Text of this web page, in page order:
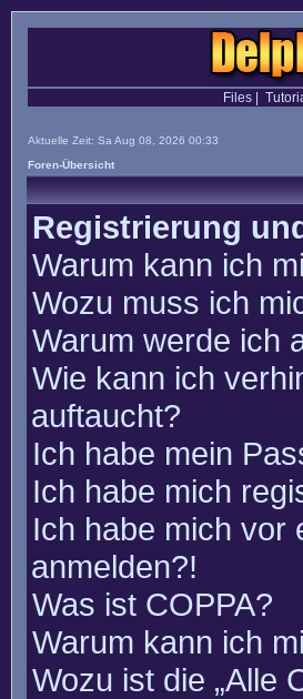
Files|
Aktuelle Zeit: Sa Aug 08, 2026 00:33
Foren-Übersicht
Registrierung
Warum kann ich
Wozu muss ich
Warum werde ich
Wie kann ich
auftaucht?
Ich habe mein
Ich habe mich
Ich habe mich vor
anmelden?!
Was ist COPPA?
Warum kann ich
Wozu ist die „Alle